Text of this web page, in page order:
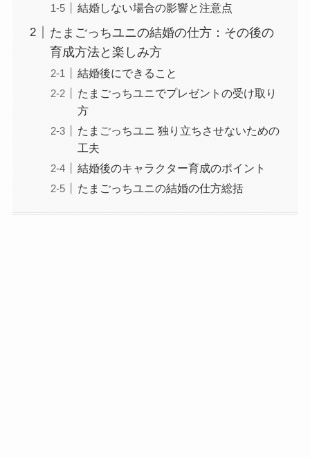
結婚しない場合の影響と注意点
たまごっちユニの結婚の仕方：その後の
育成方法と楽しみ方
結婚後にできること
たまごっちユニでプレゼントの受け取り
方
たまごっちユニ 独り立ちさせないための
工夫
結婚後のキャラクター育成のポイント
たまごっちユニの結婚の仕方総括